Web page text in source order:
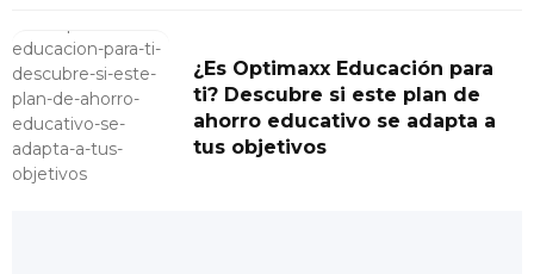
¿Es Optimaxx Educación para
ti? Descubre si este plan de
ahorro educativo se adapta a
tus objetivos